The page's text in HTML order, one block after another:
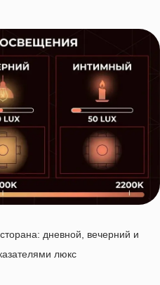
дневной, вечерний и
люкс